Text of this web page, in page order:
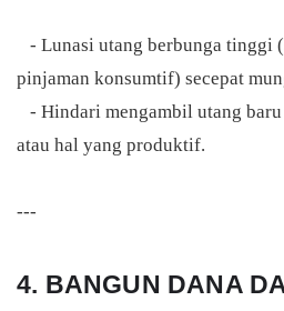
- Lunasi utang berbunga tinggi
pinjaman konsumtif) secepat
- Hindari mengambil utang
atau hal yang produktif.
---
4. BANGUN DANA